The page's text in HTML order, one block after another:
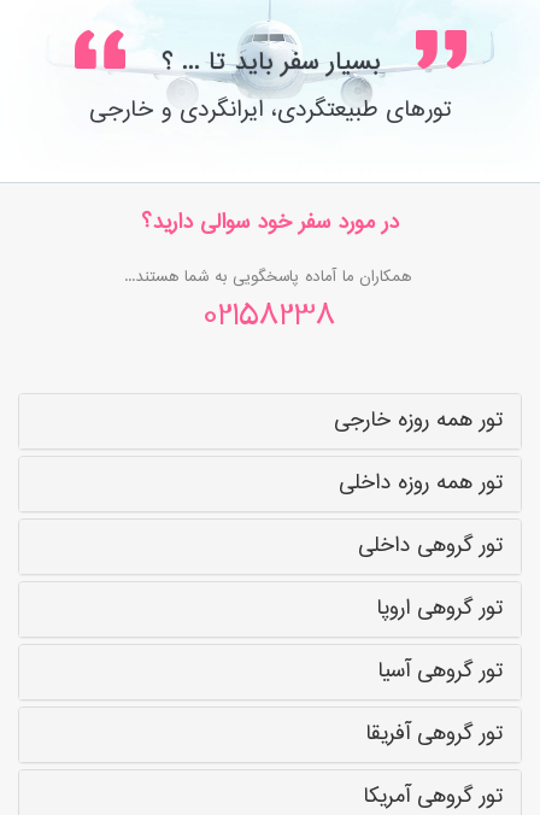
بسیار سفر باید تا ... ؟
تورهای طبیعتگردی، ایرانگردی و خارجی
در مورد سفر خود سوالی دارید؟
همکاران ما آماده پاسخگویی به شما هستند...
02158238
تور همه روزه خارجی
تور همه روزه داخلی
تور گروهی داخلی
تور گروهی اروپا
تور گروهی آسیا
تور گروهی آفریقا
تور گروهی آمریکا